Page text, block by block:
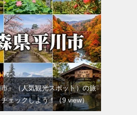
』（人気観光スポット）の旅
ェックしよう！（9 view）